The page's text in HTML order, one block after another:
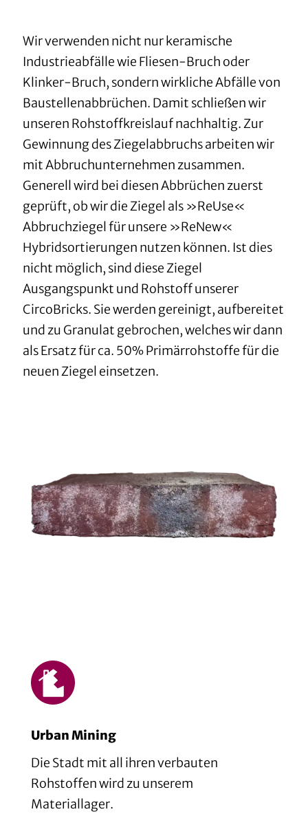
Wir verwenden nicht nur keramische
Industrieabfälle wie Fliesen-Bruch oder
Klinker-Bruch, sondern wirkliche Abfälle von
Baustellenabbrüchen. Damit schließen wir
unseren Rohstoffkreislauf nachhaltig. Zur
Gewinnung des Ziegelabbruchs arbeiten wir
mit Abbruchunternehmen zusammen.
Generell wird bei diesen Abbrüchen zuerst
geprüft, ob wir die Ziegel als »ReUse«
Abbruchziegel für unsere »ReNew«
Hybridsortierungen nutzen können. Ist dies
nicht möglich, sind diese Ziegel
Ausgangspunkt und Rohstoff unserer
CircoBricks. Sie werden gereinigt, aufbereitet
und zu Granulat gebrochen, welches wir dann
als Ersatz für ca. 50% Primärrohstoffe für die
neuen Ziegel einsetzen.
Urban Mining
Die Stadt mit all ihren verbauten
Rohstoffen wird zu unserem
Materiallager.